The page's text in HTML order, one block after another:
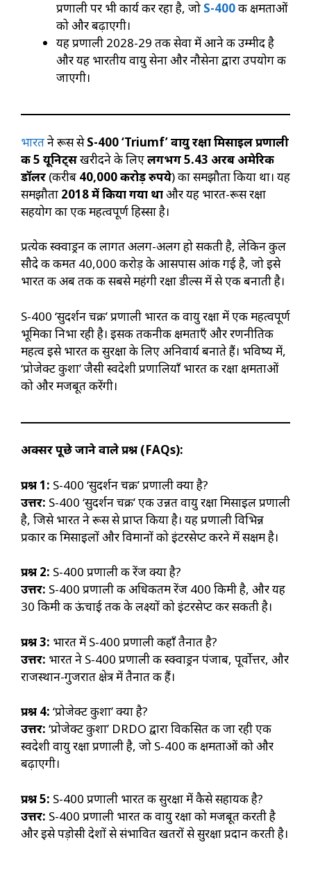
प्रणाली पर भी कार्य कर रहा है, जो S-400की क्षमताओं
को और बढ़ाएगी।
यह प्रणाली 2028-29 तक सेवा में आने की उम्मीद है
और यह भारतीय वायु सेना और नौसेना द्वारा उपयोग की
जाएगी।
भारतने रूस सेS-400 ‘Triumf’ वायु रक्षा मिसाइल प्रणाली
की 5 यूनिट्सखरीदने के लिएलगभग 5.43 अरब अमेरिकी
डॉलर (करीब 40,000 करोड़ रुपये) का समझौता किया था। यह
समझौता 2018 में किया गया थाऔर यह भारत-रूस रक्षा
सहयोग का एक महत्वपूर्ण हिस्सा है।
प्रत्येक स्क्वाड्रन की लागत अलग-अलग हो सकती है, लेकिन कुल
सौदे की कीमत ₹40,000 करोड़ के आसपास आंकी गई है, जो इसे
भारत की अब तक की सबसे महंगी रक्षा डील्स में से एक बनाती है।
S-400 ‘सुदर्शन चक्र’ प्रणाली भारत की वायु रक्षा में एक महत्वपूर्ण
भूमिका निभा रही है। इसकी तकनीकी क्षमताएँ और रणनीतिक
महत्व इसे भारत की सुरक्षा के लिए अनिवार्य बनाते हैं। भविष्य में,
‘प्रोजेक्ट कुशा’ जैसी स्वदेशी प्रणालियाँ भारत की रक्षा क्षमताओं
को और मजबूत करेंगी।
अक्सर पूछे जाने वाले प्रश्न (FAQs):
प्रश्न1: S-400 ‘सुदर्शन चक्र’ प्रणाली क्या है?
उत्तर: S-400 ‘सुदर्शन चक्र’ एक उन्नत वायु रक्षा मिसाइल प्रणाली
है, जिसे भारत ने रूस से प्राप्त किया है। यह प्रणाली विभिन्न
प्रकार की मिसाइलों और विमानों को इंटरसेप्ट करने में सक्षम है।
प्रश्न 2: S-400 प्रणाली की रेंज क्या है?
उत्तर: S-400 प्रणाली की अधिकतम रेंज 400 किमी है, और यह
30 किमी की ऊंचाई तक के लक्ष्यों को इंटरसेप्ट कर सकती है।
प्रश्न3: भारत में S-400 प्रणाली कहाँ तैनात है?
उत्तर: भारत ने S-400 प्रणाली की स्क्वाड्रन पंजाब, पूर्वोत्तर, और
राजस्थान-गुजरात क्षेत्र में तैनात की हैं।
प्रश्न 4: ‘प्रोजेक्ट कुशा’ क्या है?
उत्तर: ‘प्रोजेक्ट कुशा’ DRDO द्वारा विकसित की जा रही एक
स्वदेशी वायु रक्षा प्रणाली है, जो S-400 की क्षमताओं को और
बढ़ाएगी।
प्रश्न5: S-400 प्रणाली भारत की सुरक्षा में कैसे सहायक है?
उत्तर: S-400 प्रणाली भारत की वायु रक्षा को मजबूत करती है
और इसे पड़ोसी देशों से संभावित खतरों से सुरक्षा प्रदान करती है।